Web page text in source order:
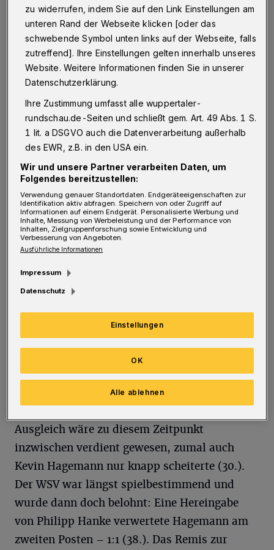
Von Jörn Koldehoff
M ehnert tauschte die Starfelf im
Vergeich zur 0:1-Niederlage am
Mittwoch gegen RW Essen zweimal aus:
Philipp Hanke kam ins Team – und Jannis
Kübler, der bis zum Sommer in Straelen
gespielt hatte. Dafür mussten Semir Saric und
Dominik Bilogrevic auf die Bank.
Das alles half aber zunächst nichts. Schon
– 1:0. Die erste Chance für den WSV hatte
Kevin Hagemann, der aber knapp am Tor
vorbeischoss (11.). Kader setzte seinen Versuch
ans Außennetz (17.), ebenso wie auf der
Gegenseite Marco Königs (25.). Kübler köpfte
Ausgleich wäre zu diesem Zeitpunkt
inzwischen verdient gewesen, zumal auch
Kevin Hagemann nur knapp scheiterte (30.).
Der WSV war längst spielbestimmend und
wurde dann doch belohnt: Eine Hereingabe
von Philipp Hanke verwertete Hagemann am
zweiten Posten – 1:1 (38.). Das Remis zur
zu widerrufen, indem Sie auf den Link Einstellungen am
unteren Rand der Webseite klicken [oder das
schwebende Symbol unten links auf der Webseite, falls
zutreffend]. Ihre Einstellungen gelten innerhalb unseres
Website. Weitere Informationen finden Sie in unserer
Datenschutzerklärung.
Ihre Zustimmung umfasst alle wuppertaler-
rundschau.de-Seiten und schließt gem. Art. 49 Abs. 1 S.
1 lit. a DSGVO auch die Datenverarbeitung außerhalb
des EWR, z.B. in den USA ein.
Wir und unsere Partner verarbeiten Daten, um
Folgendes bereitzustellen:
Verwendung genauer Standortdaten. Endgeräteeigenschaften zur
Identifikation aktiv abfragen. Speichern von oder Zugriff auf
Informationen auf einem Endgerät. Personalisierte Werbung und
Inhalte, Messung von Werbeleistung und der Performance von
Inhalten, Zielgruppenforschung sowie Entwicklung und
Verbesserung von Angeboten.
Ausführliche Informationen
Impressum
Datenschutz
Einstellungen
Alle ablehnen
OK